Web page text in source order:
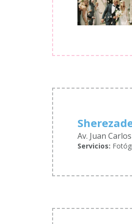
Av. Juan
Servicios: